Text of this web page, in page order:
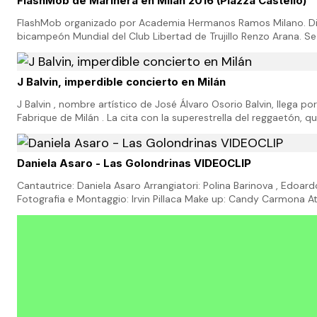
FlashMob organizado por Academia Hermanos Ramos Milano.
bicampeón Mundial del Club Libertad de Trujillo Renzo Arana.
contar con la Campeona Mundial de Trujillo: -…
J Balvin, imperdible concierto en Milán
J Balvin , nombre artístico de José Álvaro Osorio Balvin, llega
Fabrique de Milán . La cita con la superestrella del reggaetón,
recopilado 4 dischi di platino con "…
Daniela Asaro - Las Golondrinas VIDEOCLIP
Cantautrice: Daniela Asaro Arrangiatori: Polina Barinova ,
Fotografia e Montaggio: Irvin Pillaca Make up: Candy Carmona
Giuseppe Molinari, Geankarlo Varg…